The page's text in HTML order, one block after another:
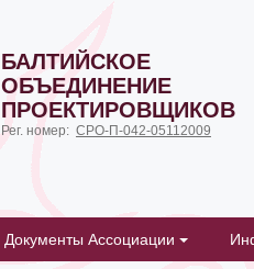
БАЛТИЙСКОЕ
ОБЪЕДИНЕНИЕ
ПРОЕКТИРОВЩИКОВ
Рег. номер: СРО-П-042-05112009
Документы Ассоциации